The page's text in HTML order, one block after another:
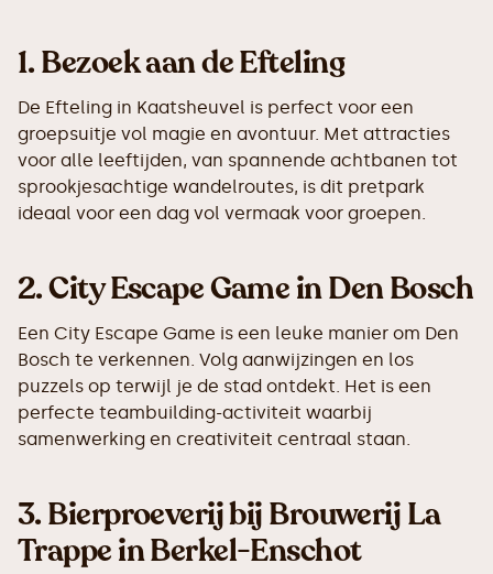
1.Bezoek aan de Efteling
De Efteling in Kaatsheuvel is perfect voor een
groepsuitje vol magie en avontuur. Met attracties
voor alle leeftijden, van spannende achtbanen tot
sprookjesachtige wandelroutes, is dit pretpark
ideaal voor een dag vol vermaak voor groepen.
2.City Escape Game in Den Bosch
Een City Escape Game is een leuke manier om Den
Bosch te verkennen. Volg aanwijzingen en los
puzzels op terwijl je de stad ontdekt. Het is een
perfecte teambuilding-activiteit waarbij
samenwerking en creativiteit centraal staan.
3.Bierproeverij bij Brouwerij La
Trappe in Berkel-Enschot